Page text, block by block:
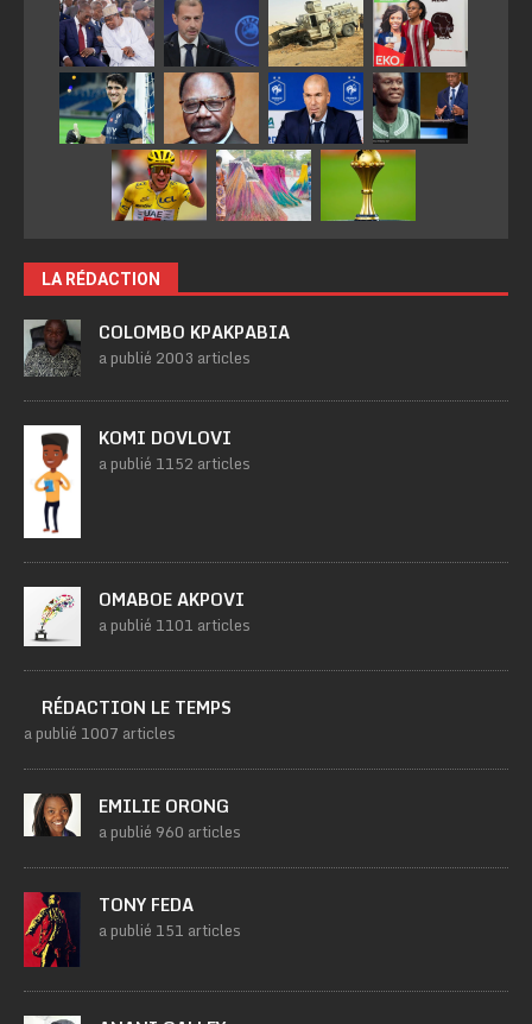
LA RÉDACTION
COLOMBO KPAKPABIA
a publié 2003 articles
KOMI DOVLOVI
a publié 1152 articles
OMABOE AKPOVI
a publié 1101 articles
RÉDACTION LE TEMPS
a publié 1007 articles
EMILIE ORONG
a publié 960 articles
TONY FEDA
a publié 151 articles